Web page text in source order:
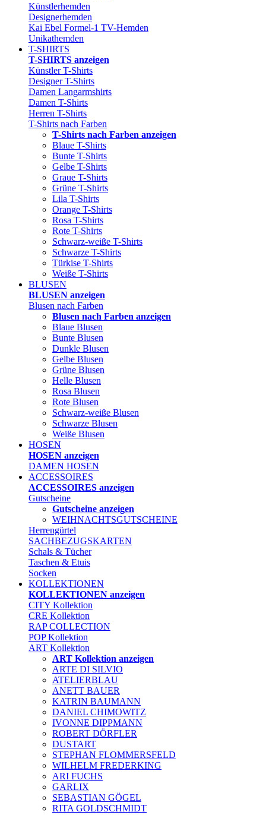
Künstlerhemden
Designerhemden
Kai Ebel Formel-1 TV-Hemden
Unikathemden
T-SHIRTS
T-SHIRTS anzeigen
Künstler T-Shirts
Designer T-Shirts
Damen Langarmshirts
Damen T-Shirts
Herren T-Shirts
T-Shirts nach Farben
T-Shirts nach Farben anzeigen
Blaue T-Shirts
Bunte T-Shirts
Gelbe T-Shirts
Graue T-Shirts
Grüne T-Shirts
Lila T-Shirts
Orange T-Shirts
Rosa T-Shirts
Rote T-Shirts
Schwarz-weiße T-Shirts
Schwarze T-Shirts
Türkise T-Shirts
Weiße T-Shirts
BLUSEN
BLUSEN anzeigen
Blusen nach Farben
Blusen nach Farben anzeigen
Blaue Blusen
Bunte Blusen
Dunkle Blusen
Gelbe Blusen
Grüne Blusen
Helle Blusen
Rosa Blusen
Rote Blusen
Schwarz-weiße Blusen
Schwarze Blusen
Weiße Blusen
HOSEN
HOSEN anzeigen
DAMEN HOSEN
ACCESSOIRES
ACCESSOIRES anzeigen
Gutscheine
Gutscheine anzeigen
WEIHNACHTSGUTSCHEINE
Herrengürtel
SACHBEZUGSKARTEN
Schals & Tücher
Taschen & Etuis
Socken
KOLLEKTIONEN
KOLLEKTIONEN anzeigen
CITY Kollektion
CRE Kollektion
RAP COLLECTION
POP Kollektion
ART Kollektion
ART Kollektion anzeigen
ARTE DI SILVIO
ATELIERBLAU
ANETT BAUER
KATRIN BAUMANN
DANIEL CHIMOWITZ
IVONNE DIPPMANN
ROBERT DÖRFLER
DUSTART
STEPHAN FLOMMERSFELD
WILHELM FREDERKING
ARI FUCHS
GARLIX
SEBASTIAN GÖGEL
RITA GOLDSCHMIDT